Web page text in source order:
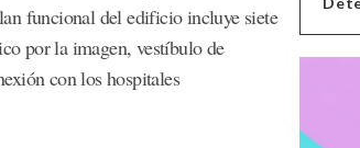
funcional del edificio incluye siete
por la imagen, vestíbulo de
con los hospitales